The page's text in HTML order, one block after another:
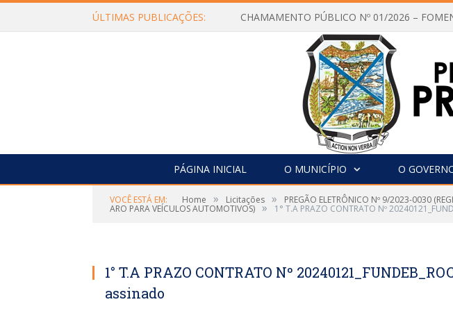
ÚLTIMAS PUBLICAÇÕES:
PÁGINA INICIAL O MUNICÍPIO O
VOCÊ ESTÁ EM: Home » Licitações » PREGÃO ELETRÔNICO Nº 9/2023-0030
ARO PARA VEÍCULOS AUTOMOTIVOS) » 1° T.A PRAZO CONTRATO Nº
1° T.A PRAZO CONTRATO Nº
assinado